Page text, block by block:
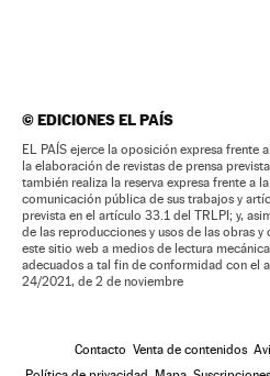
©EDICIONES EL PAÍS
EL PAÍS ejerce la oposición expresa frente
la elaboración de revistas de prensa
también realiza la reserva expresa frente a
comunicación pública de sus trabajos y
prevista en el artículo 33.1 del TRLPI; y,
de las reproducciones y usos de las obras
este sitio web a medios de lectura
adecuados a tal fin de conformidad con el
24/2021, de 2 de noviembre
Contacto Venta de contenidos